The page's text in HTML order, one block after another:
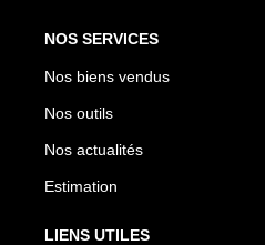
NOS SERVICES
Nos biens vendus
Nos outils
Nos actualités
Estimation
LIENS UTILES